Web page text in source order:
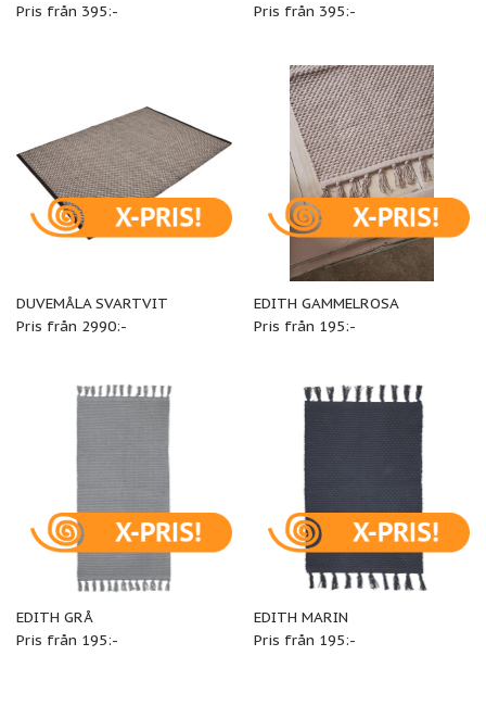
Pris från 395:-
Pris från 395:-
DUVEMÅLA SVARTVIT
Pris från 2990:-
EDITH GAMMELROSA
Pris från 195:-
EDITH GRÅ
Pris från 195:-
EDITH MARIN
Pris från 195:-